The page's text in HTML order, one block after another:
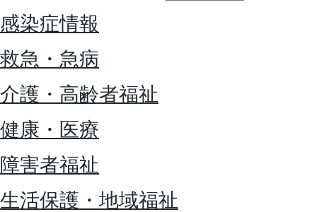
感染症情報
救急・急病
介護・高齢者福祉
健康・医療
障害者福祉
生活保護・地域福祉